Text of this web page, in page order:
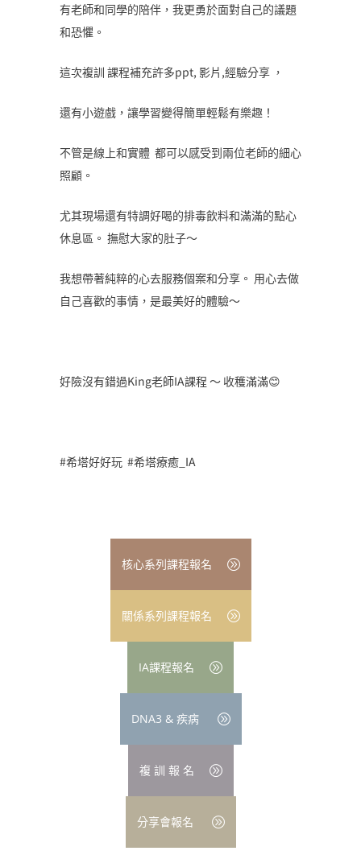
有老師和同學的陪伴，我更勇於面對自己的議題
和恐懼。
這次複訓 課程補充許多ppt, 影片,經驗分享 ，
還有小遊戲，讓學習變得簡單輕鬆有樂趣！
不管是線上和實體 都可以感受到兩位老師的細心
照顧。
尤其現場還有特調好喝的排毒飲料和滿滿的點心
休息區。 撫慰大家的肚子～
我想帶著純粹的心去服務個案和分享。 用心去做
自己喜歡的事情，是最美好的體驗～
好險沒有錯過King老師IA課程 ～ 收穫滿滿😊
#希塔好好玩 #希塔療癒_IA
核心系列課程報名
關係系列課程報名
IA課程報名
DNA3 & 疾病
複 訓 報 名
分享會報名